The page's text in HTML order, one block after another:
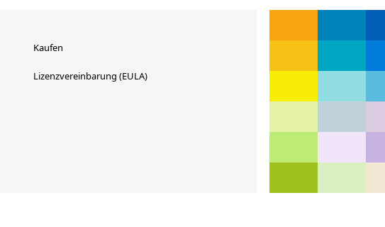
Kaufen
Lizenzvereinbarung (EULA)